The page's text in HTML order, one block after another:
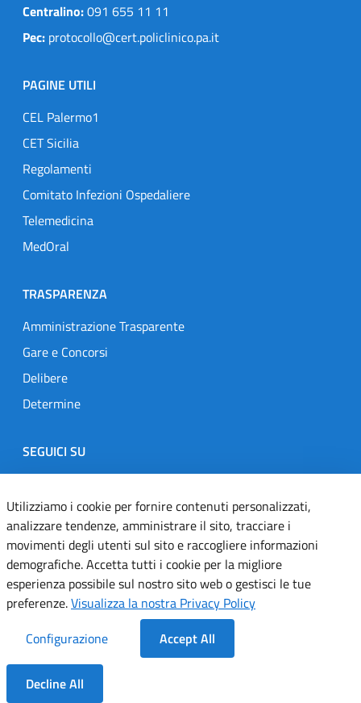
Centralino:091 655 11 11
Pec: protocollo@cert.policlinico.pa.it
PAGINE UTILI
CEL Palermo1
CET Sicilia
Regolamenti
Comitato Infezioni Ospedaliere
Telemedicina
MedOral
TRASPARENZA
Amministrazione Trasparente
Gare e Concorsi
Delibere
Determine
SEGUICI SU
Designers Italia
TwitterInstagramYoutubeLinkedin
Dichiarazione di accessibilità
Informativa cookie
Note legali
Servizi Applicativi
Utilizziamo i cookie per fornire contenuti personalizzati,
analizzare tendenze, amministrare il sito, tracciare i
movimenti degli utenti sul sito e raccogliere informazioni
demografiche. Accetta tutti i cookie per la migliore
esperienza possibile sul nostro sito web o gestisci le tue
preferenze.Visualizza la nostra Privacy Policy
Configurazione
Accept All
Decline All